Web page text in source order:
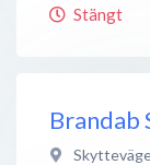
Stängt
Brandab